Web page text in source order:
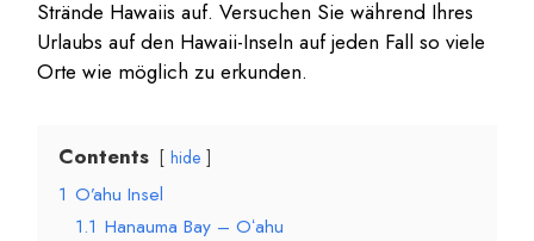
Strände Hawaiis auf. Versuchen Sie während Ihres
Urlaubs auf den Hawaii-Inseln auf jeden Fall so viele
Orte wie möglich zu erkunden.
Contents hide
1 O’ahu Insel
1.1 Hanauma Bay – Oʻahu